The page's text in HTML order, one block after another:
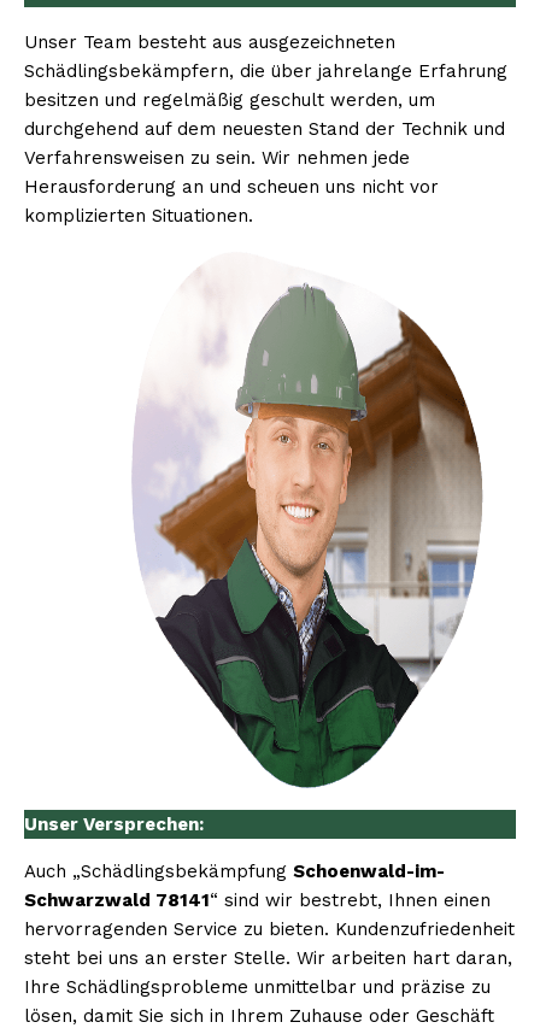
Unser Team besteht aus ausgezeichneten
Schädlingsbekämpfern, die über jahrelange Erfahrung
besitzen und regelmäßig geschult werden, um
durchgehend auf dem neuesten Stand der Technik und
Verfahrensweisen zu sein. Wir nehmen jede
Herausforderung an und scheuen uns nicht vor
komplizierten Situationen.
Unser Versprechen:
Auch „Schädlingsbekämpfung Schoenwald-im-
Schwarzwald 78141“ sind wir bestrebt, Ihnen einen
hervorragenden Service zu bieten. Kundenzufriedenheit
steht bei uns an erster Stelle. Wir arbeiten hart daran,
Ihre Schädlingsprobleme unmittelbar und präzise zu
lösen, damit Sie sich in Ihrem Zuhause oder Geschäft